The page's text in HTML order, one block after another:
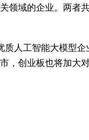
领域的企业。两者
人工智能大模型
，创业板也将加大